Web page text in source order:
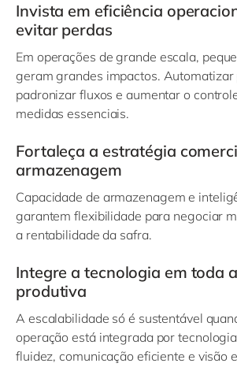
Invista em eficiência
evitar perdas
Em operações de grande escala,
geram grandes impactos. Automatizar
padronizar fluxos e aumentar o
medidas essenciais.
Fortaleça a estratégia
armazenagem
Capacidade de armazenagem e
garantem flexibilidade para negociar
a rentabilidade da safra.
Integre a tecnologia em toda
produtiva
A escalabilidade só é sustentável
operação está integrada por
fluidez, comunicação eficiente e visão